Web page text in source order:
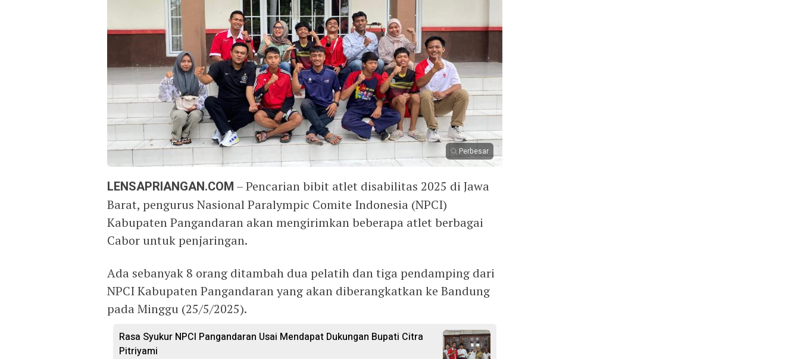
Perbesar
LENSAPRIANGAN.COM – Pencarian bibit atlet disabilitas 2025 di Jawa
Barat, pengurus Nasional Paralympic Comite Indonesia (NPCI)
Kabupaten Pangandaran akan mengirimkan beberapa atlet berbagai
Cabor untuk penjaringan.
Ada sebanyak 8 orang ditambah dua pelatih dan tiga pendamping dari
NPCI Kabupaten Pangandaran yang akan diberangkatkan ke Bandung
pada Minggu (25/5/2025).
Rasa Syukur NPCI Pangandaran Usai Mendapat Dukungan Bupati Citra
Pitriyami